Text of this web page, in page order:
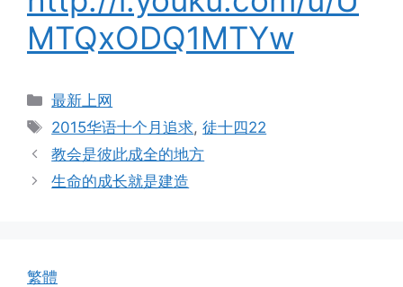
MTQxODQ1MTYw
Categories
最新上网
Tags
2015华语十个月追求,徒十四22
教会是彼此成全的地方
生命的成长就是建造
繁體